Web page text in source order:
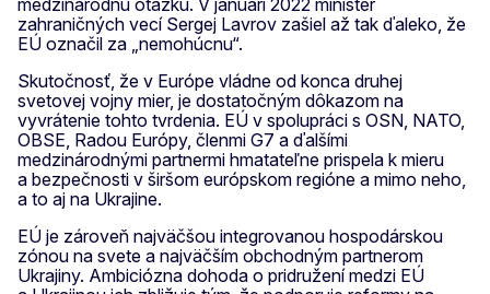
zahraničných vecí Sergej Lavrov zašiel až tak ďaleko, že
EÚ označil za „nemohúcnu“.
Skutočnosť, že v Európe vládne od konca druhej
svetovej vojny mier, je dostatočným dôkazom na
vyvrátenie tohto tvrdenia. EÚ v spolupráci s OSN, NATO,
OBSE, Radou Európy, členmi G7 a ďalšími
medzinárodnými partnermi hmatateľne prispela k mieru
a bezpečnosti v širšom európskom regióne a mimo neho,
a to aj na Ukrajine.
EÚ je zároveň najväčšou integrovanou hospodárskou
zónou na svete a najväčším obchodným partnerom
Ukrajiny. Ambiciózna dohoda o pridružení medzi EÚ